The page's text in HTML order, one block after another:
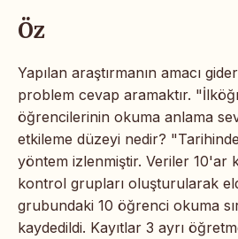
Öz
Yapılan araştırmanın amacı
problem cevap aramaktır.
öğrencilerinin okuma anlama
etkileme düzeyi nedir? "Tarihinde
yöntem izlenmiştir. Veriler 10'ar
kontrol grupları oluşturularak
grubundaki 10 öğrenci okuma
kaydedildi. Kayıtlar 3 ayrı